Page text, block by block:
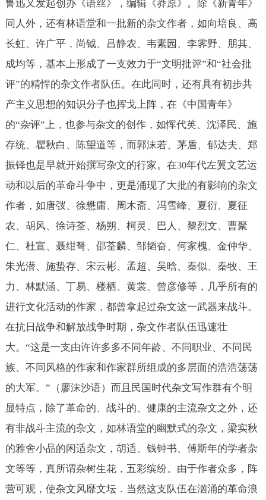
鲁迅又发起创办《语丝》，编辑《莽原》。除《新青年》
同人外，还有林语堂和一批新的杂文作者，如向培良、高
长虹、许广平，尚钺、吕静农、韦素园、李霁野、朋其、
成均等，基本上形成了一支效力于“文明批评”和“社会批
评”的精悍的杂文作者队伍。在此同时，还有具有初步共
产主义思想的知识分子也挥戈上阵，在《中国青年》
的“杂评”上，也参与杂文的创作，如恽代英、沈泽民、施
存统、瞿秋白、陈望道等，而郭沫若、茅盾、郁达夫、郑
振铎也是早就开始撰写杂文的行家。在30年代左翼文艺运
动和以后的革命斗争中，更是涌现了大批的有影响的杂文
作者，如唐弢、徐懋庸、周木斋、冯雪峰、夏衍、夏征
农、胡风、徐诗荃、杨朔、柯灵、巴人、黎烈文、曹聚
仁、杜宣、聂绀弩、邵荃麟、邹韬奋、何家槐、金仲华、
朱光潜、施蛰存、宋云彬、孟超、吴晗、秦似、秦牧、王
力、林默涵、丁易、楼栖、黄裳、曾彦修等，几乎所有的
进行文化活动的作家，都曾拿起过杂文这一武器来战斗。
在抗日战争和解放战争时期，杂文作者队伍迅速壮
大。“这是一支由许许多多不同年龄、不同职业、不同民
族、不同风格的作家和作家群所组成的多层面的浩浩荡荡
的大军。”（廖沫沙语）而且民国时代杂文写作群有个明
显特点，除了革命的、战斗的、健康的主流杂文之外，还
有非战斗主流的杂文，如林语堂的幽默式的杂文，梁实秋
的雅舍小品的闲适杂文，胡适、钱钟书、傅斯年的学者杂
文等等，真所谓杂树生花，五彩缤纷。由于作者众多，阵
营可观，使杂文风靡文坛．当然这支队伍在汹涌的革命浪